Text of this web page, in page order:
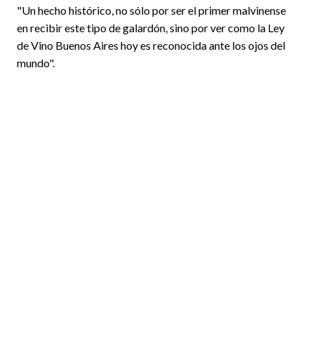
"Un hecho histórico, no sólo por ser el primer malvinense
en recibir este tipo de galardón, sino por ver como la Ley
de Vino Buenos Aires hoy es reconocida ante los ojos del
mundo".